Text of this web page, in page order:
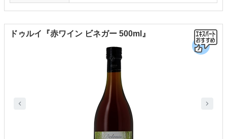
ドゥルイ『赤ワイン ビネガー 500ml』